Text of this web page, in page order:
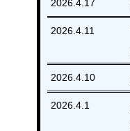
2026.4.17
2026.4.11
2026.4.10
2026.4.1